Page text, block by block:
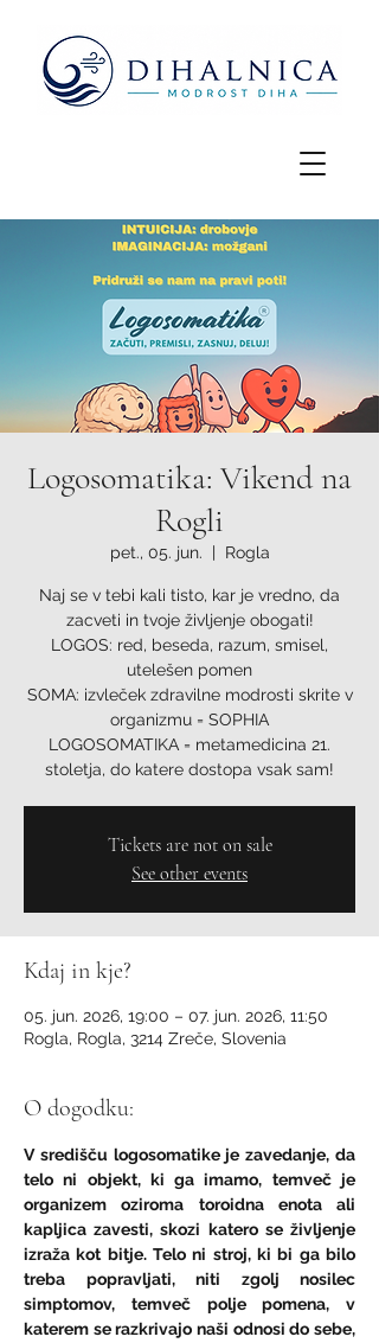
Logosomatika: Vikend na
Rogli
pet., 05. jun.
  |
Rogla
Naj se v tebi kali tisto, kar je vredno, da
zacveti in tvoje življenje obogati!
LOGOS: red, beseda, razum, smisel,
utelešen pomen
SOMA: izvleček zdravilne modrosti skrite v
organizmu = SOPHIA
LOGOSOMATIKA = metamedicina 21.
stoletja, do katere dostopa vsak sam!
Tickets are not on sale
See other events
Kdaj in kje?
05. jun. 2026, 19:00 – 07. jun. 2026, 11:50
Rogla, Rogla, 3214 Zreče, Slovenia
O dogodku:
V središču logosomatike je zavedanje, da
telo ni objekt, ki ga imamo, temveč je
organizem oziroma toroidna enota ali
kapljica zavesti, skozi katero se življenje
izraža kot bitje. Telo ni stroj, ki bi ga bilo
treba popravljati, niti zgolj nosilec
simptomov, temveč polje pomena, v
katerem se razkrivajo naši odnosi do sebe,